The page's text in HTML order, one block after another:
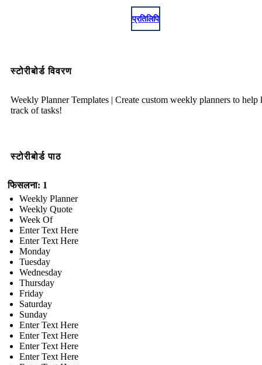
प्रतिलिपि
स्टोरीबोर्ड विवरण
Weekly Planner Templates | Create custom weekly planners to help
track of tasks!
स्टोरीबोर्ड पाठ
फिसलना: 1
Weekly Planner
Weekly Quote
Week Of
Enter Text Here
Enter Text Here
Monday
Tuesday
Wednesday
Thursday
Friday
Saturday
Sunday
Enter Text Here
Enter Text Here
Enter Text Here
Enter Text Here